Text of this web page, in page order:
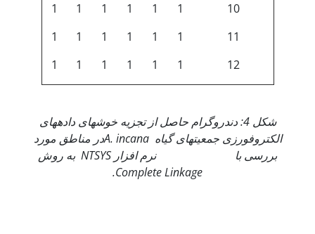
10
1
1
1
1
1
1
11
1
1
1
1
1
1
12
1
1
1
1
1
1
شکل 4: دندروگرام حاصل از تجزیه خوشه­ای داده­های
الکتروفورزی جمعیت­های گیاه A. incana
در مناطق مورد
بررسی با نرم افزار NTSYS به روش
Complete Linkage
.